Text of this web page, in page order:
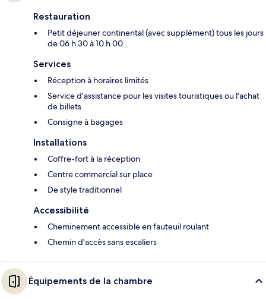
Restauration
Petit déjeuner continental (avec supplément) tous les jours
de 06 h 30 à 10 h 00
Services
Réception à horaires limités
Service d'assistance pour les visites touristiques ou l'achat
de billets
Consigne à bagages
Installations
Coffre-fort à la réception
Centre commercial sur place
De style traditionnel
Accessibilité
Cheminement accessible en fauteuil roulant
Chemin d'accès sans escaliers
Équipements de la chambre